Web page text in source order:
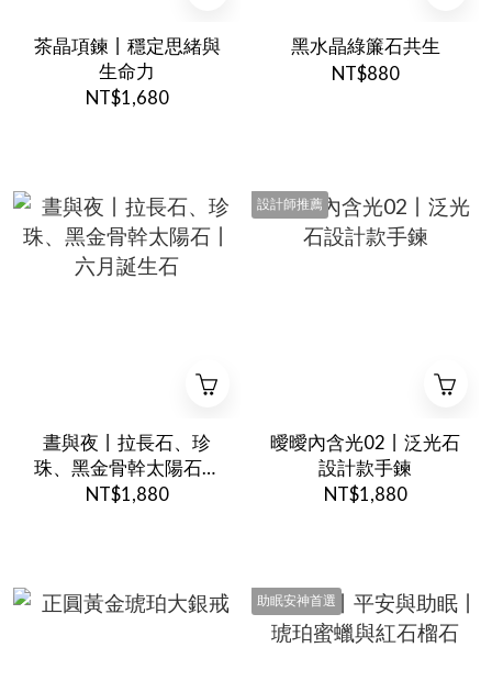
茶晶項鍊丨穩定思緒與
生命力
NT$1,680
黑水晶綠簾石共生
NT$880
晝與夜丨拉長石、珍
珠、黑金骨幹太陽石丨
六月誕生石
NT$1,880
設計師推薦
曖曖內含光02丨泛光石
設計款手鍊
NT$1,880
助眠安神首選